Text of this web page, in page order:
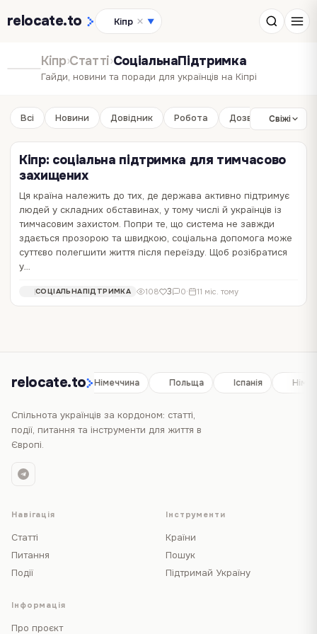
relocate.to Кіпр ▼
Кіпр›Статті›СоціальнаПідтримка
Гайди, новини та поради для українців на Кіпрі
Всі Новини Довідник Робота ДозвілляСвіжі
Кіпр: соціальна підтримка для тимчасово
захищених
Ця країна належить до тих, де держава активно підтримує
людей у складних обставинах, у тому числі й українців із
тимчасовим захистом. Попри те, що система не завжди
здається прозорою та швидкою, соціальна допомога може
суттєво полегшити життя після переїзду. Щоб розібратися
у…
СОЦІАЛЬНАПІДТРИМКА 108 3 0· 11 міс. тому
relocate.to
Іспанія Німеччина Польща Іспанія
Спільнота українців за кордоном: статті,
події, питання та інструменти для життя в
Європі.
Навігація
Статті
Питання
Події
Інструменти
Країни
Пошук
Підтримай Україну
Інформація
Про проєкт